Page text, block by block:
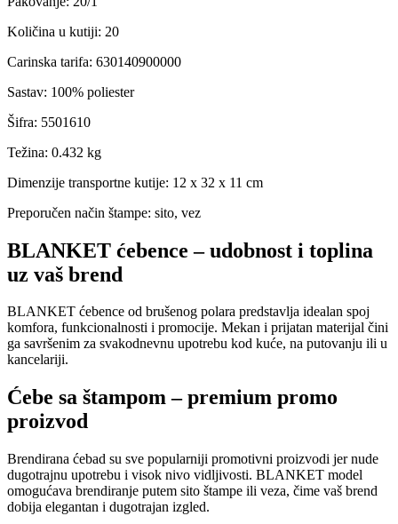
Količina u kutiji: 20
Carinska tarifa: 630140900000
Sastav: 100% poliester
Šifra: 5501610
Težina: 0.432 kg
Dimenzije transportne kutije: 12 x 32 x 11 cm
Preporučen način štampe: sito, vez
BLANKET ćebence – udobnost i toplina
uz vaš brend
BLANKET ćebence od brušenog polara predstavlja idealan spoj
komfora, funkcionalnosti i promocije. Mekan i prijatan materijal čini
ga savršenim za svakodnevnu upotrebu kod kuće, na putovanju ili u
kancelariji.
Ćebe sa štampom – premium promo
proizvod
Brendirana ćebad su sve popularniji promotivni proizvodi jer nude
dugotrajnu upotrebu i visok nivo vidljivosti. BLANKET model
omogućava brendiranje putem sito štampe ili veza, čime vaš brend
dobija elegantan i dugotrajan izgled.